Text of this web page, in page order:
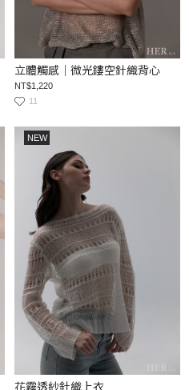
立體觸感｜微光鏤空針織背心
NT$1,220
11
NEW
花霧透紗針織上衣